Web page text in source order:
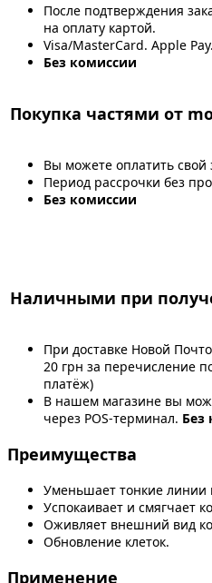
После подтверждения
на оплату картой.
Visa/MasterCard. Apple
Без комиссии
Покупка частями от
Вы можете оплатить свой
Период рассрочки без
Без комиссии
Наличными при
При доставке Новой
20 грн за перечисление
платёж)
В нашем магазине вы
через POS-терминал. Без
Преимущества
Уменьшает тонкие
Успокаивает и смягчает
Оживляет внешний вид
Обновление клеток.
Применение